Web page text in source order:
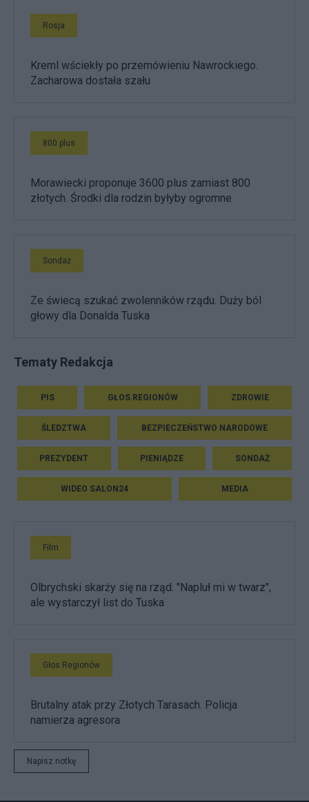
Rosja
Kreml wściekły po przemówieniu Nawrockiego.
Zacharowa dostała szału
800 plus
Morawiecki proponuje 3600 plus zamiast 800
złotych. Środki dla rodzin byłyby ogromne
Sondaż
Ze świecą szukać zwolenników rządu. Duży ból
głowy dla Donalda Tuska
Tematy Redakcja
PIS GŁOS REGIONÓW ZDROWIE
ŚLEDZTWA BEZPIECZEŃSTWO NARODOWE
PREZYDENT PIENIĄDZE SONDAŻ
WIDEO SALON24 MEDIA
Film
Olbrychski skarży się na rząd. "Napluł mi w twarz",
ale wystarczył list do Tuska
Głos Regionów
Brutalny atak przy Złotych Tarasach. Policja
namierza agresora
Napisz notkę